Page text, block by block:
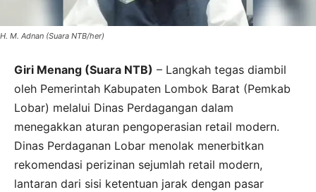
H. M. Adnan (Suara NTB/her)
Giri Menang (Suara NTB) – Langkah tegas diambil
oleh Pemerintah Kabupaten Lombok Barat (Pemkab
Lobar) melalui Dinas Perdagangan dalam
menegakkan aturan pengoperasian retail modern.
Dinas Perdaganan Lobar menolak menerbitkan
rekomendasi perizinan sejumlah retail modern,
lantaran dari sisi ketentuan jarak dengan pasar